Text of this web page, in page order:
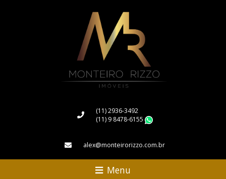
(11) 2936-3492
(11) 9 8478-6155
alex@monteirorizzo.com.br
Menu